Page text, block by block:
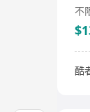
不
酷